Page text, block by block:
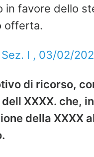
in favore dello
offerta.
I , 03/02/
di ricorso,
XXXX. che,
della XXXX